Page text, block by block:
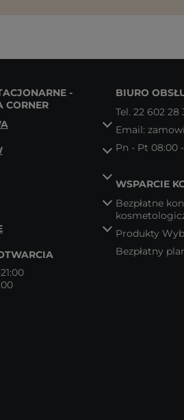
-
CORNER
BIURO
Tel. 22 602 28
Email:
Pn - Pt 08:00
WSPARCIE
Bezpłatne
Produkty
Bezpłatny